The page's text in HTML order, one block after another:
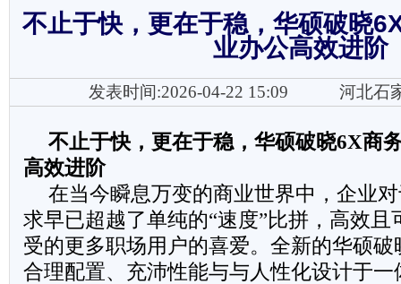
不止于快，更在于稳，华硕破晓
业办公高效进阶
发表时间:2026-04-22 15:09 河北石
不止于快，更在于稳，华硕破晓6X商
高效进阶
在当今瞬息万变的商业世界中，企业
求早已超越了单纯的“速度”比拼，高效且
受的更多职场用户的喜爱。全新的华硕
合理配置、充沛性能与与人性化设计于